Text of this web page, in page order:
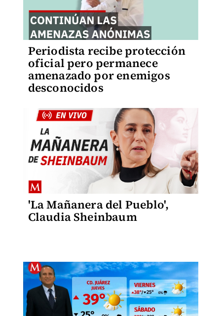
Periodista recibe protección
oficial pero permanece
amenazado por enemigos
desconocidos
'La Mañanera del Pueblo',
Claudia Sheinbaum